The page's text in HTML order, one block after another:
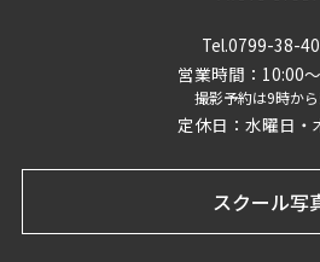
Tel.0799-38-
営業時間：10:00
撮影予約は9時か
定休日：水曜日・
スクール写